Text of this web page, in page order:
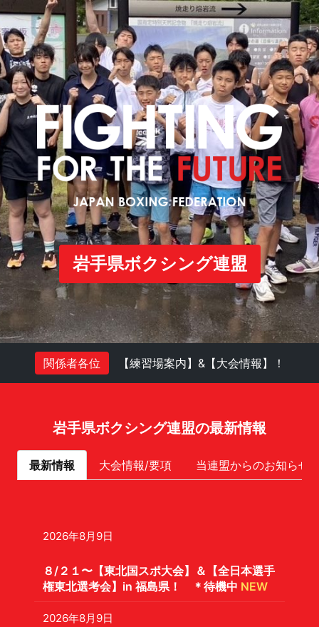
岩手県ボクシング連盟
関係者各位 【練習場案内】&【大会情報】！
岩手県ボクシング連盟の最新情報
最新情報 大会情報/要項 当連盟からのお知らせ
2026年8月9日
８/２１〜【東北国スポ大会】＆【全日本選手
権東北選考会】in 福島県！ ＊待機中 NEW
2026年8月9日